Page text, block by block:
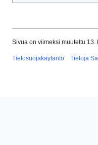
Sivua on viimeksi muutettu
Tietosuojakäytäntö Tietoja